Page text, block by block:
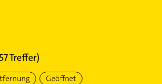
Treffer)
Geöffnet